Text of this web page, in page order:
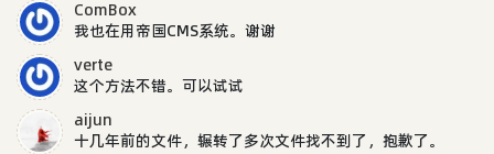
ComBox
我也在用帝国CMS系统。谢谢
verte
这个方法不错。可以试试
aijun
十几年前的文件，辗转了多次文件找不到了，抱歉了。